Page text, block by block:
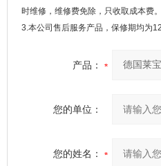
时维修，维修费免除，只收取成本费
3.本公司售后服务产品，保修期均为
产品：
您的单位：
您的姓名：